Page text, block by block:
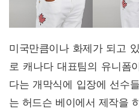
미국만큼이나 화제가 되고
로 캐나다 대표팀의 유니폼
다는 개막식에 입장에 선수
는 허드슨 베이에서 제작을